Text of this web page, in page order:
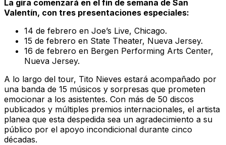
La gira comenzará en el fin de semana de San
Valentín, con tres presentaciones especiales:
14 de febrero en Joe’s Live, Chicago.
15 de febrero en State Theater, Nueva Jersey.
16 de febrero en Bergen Performing Arts Center,
Nueva Jersey.
A lo largo del tour, Tito Nieves estará acompañado por
una banda de 15 músicos y sorpresas que prometen
emocionar a los asistentes. Con más de 50 discos
publicados y múltiples premios internacionales, el artista
planea que esta despedida sea un agradecimiento a su
público por el apoyo incondicional durante cinco
décadas.